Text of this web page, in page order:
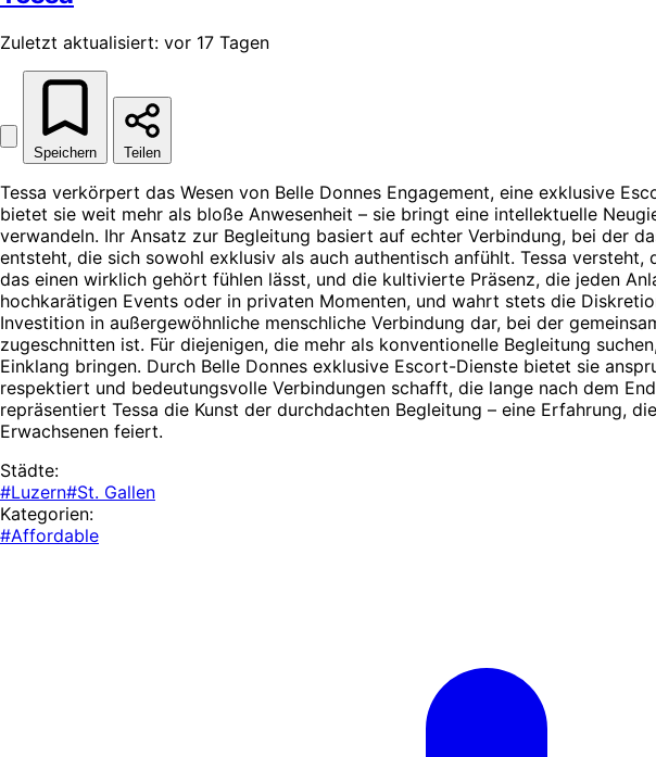
Zuletzt aktualisiert: vor 17 Tagen
Speichern Teilen
Tessa verkörpert das Wesen von Belle Donnes Engagement, eine exklusive
bietet sie weit mehr als bloße Anwesenheit – sie bringt eine intellektuelle
verwandeln. Ihr Ansatz zur Begleitung basiert auf echter Verbindung, bei der
entsteht, die sich sowohl exklusiv als auch authentisch anfühlt. Tessa
das einen wirklich gehört fühlen lässt, und die kultivierte Präsenz, die jeden
hochkarätigen Events oder in privaten Momenten, und wahrt stets die
Investition in außergewöhnliche menschliche Verbindung dar, bei der
zugeschnitten ist. Für diejenigen, die mehr als konventionelle Begleitung
Einklang bringen. Durch Belle Donnes exklusive Escort-Dienste bietet sie
respektiert und bedeutungsvolle Verbindungen schafft, die lange nach dem
repräsentiert Tessa die Kunst der durchdachten Begleitung – eine Erfahrung,
Erwachsenen feiert.
Städte:
#Luzern#St. Gallen
Kategorien:
#Affordable